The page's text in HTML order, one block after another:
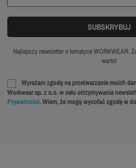
Najlepszy newsletter o tematyce WORKWEAR.
warto!
Wyrażam zgodę na przetwarzanie moich
Workwear sp. z o.o. w celu otrzymywania
Prywatności. Wiem, że mogę wycofać zgodę w